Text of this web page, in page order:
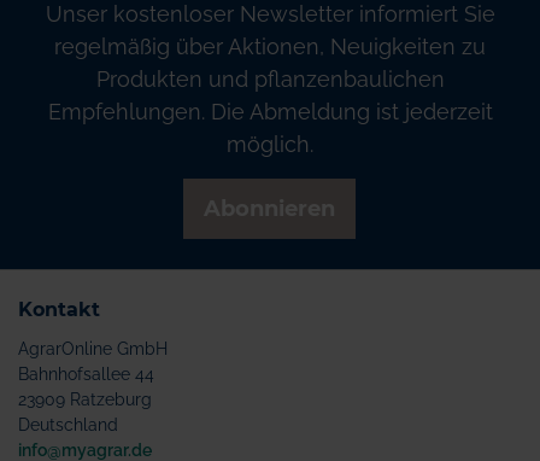
Unser kostenloser Newsletter informiert Sie
regelmäßig über Aktionen, Neuigkeiten zu
Produkten und pflanzenbaulichen
Empfehlungen. Die Abmeldung ist jederzeit
möglich.
Kontakt
AgrarOnline GmbH
Bahnhofsallee 44
23909 Ratzeburg
Deutschland
info@myagrar.de